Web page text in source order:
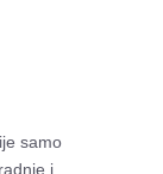
samo
i